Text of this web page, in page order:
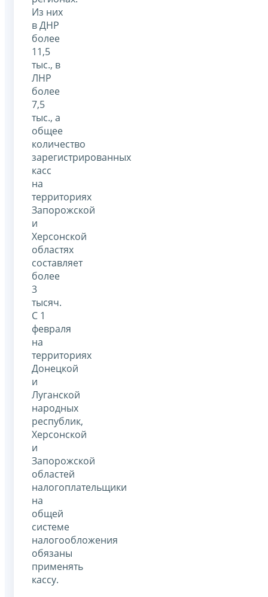
Из них
в ДНР
более
11,5
тыс., в
ЛНР
более
7,5
тыс., а
общее
количество
зарегистрированных
касс
на
территориях
Запорожской
и
Херсонской
областях
составляет
более
3
тысяч.
С 1
февраля
на
территориях
Донецкой
и
Луганской
народных
республик,
Херсонской
и
Запорожской
областей
налогоплательщики
на
общей
системе
налогообложения
обязаны
применять
кассу.